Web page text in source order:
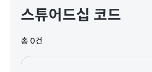
스튜어드십 코드
총 0건